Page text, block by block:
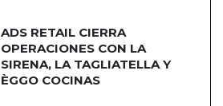
ADS RETAIL CIERRA
OPERACIONES CON LA
SIRENA, LA TAGLIATELLA Y
ÈGGO COCINAS